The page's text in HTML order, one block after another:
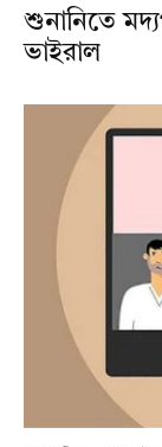
শুনানিতে
ভাইরাল